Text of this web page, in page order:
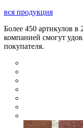
вся продукция
Более 450 артикулов
компанией смогут
покупателя.